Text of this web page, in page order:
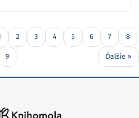
2 3 4 5 6 7 8
9 Ďalšie »